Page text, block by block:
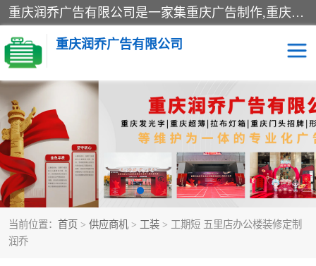
重庆润乔广告有限公司是一家集重庆广告制作,重庆标识标牌,亚克力发光字,led发光字,树脂发光字,超薄灯箱,拉布灯箱,吸塑灯箱,门头招牌,企业形象墙,写真喷绘,x展架,拉网展架,广告展架,条幅,锦旗设计,制作,施工,维护为一体的专业化广告公司.
重庆润乔广告有限公司
当前位置： 首页 > 供应商机 > 工装 > 工期短 五里店办公楼装修定制
润乔
招牌类 发光字类
灯箱类 形象墙类
标识标牌类 写真喷绘类
展架 条幅